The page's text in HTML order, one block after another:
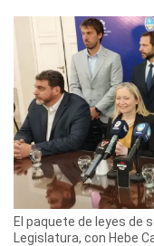
El paquete de leyes de
Legislatura, con Hebe